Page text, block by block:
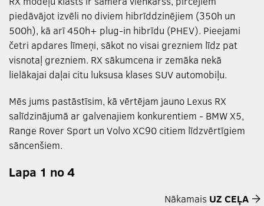
piedāvājot izvēli no diviem hibrīddzinējiem (350h un
500h), kā arī 450h+ plug-in hibrīdu (PHEV). Pieejami
četri apdares līmeņi, sākot no visai grezniem līdz pat
visnotaļ grezniem. RX sākumcena ir zemāka nekā
lielākajai daļai citu luksusa klases SUV automobiļu.
Mēs jums pastāstīsim, kā vērtējam jauno Lexus RX
salīdzinājumā ar galvenajiem konkurentiem - BMW X5,
Range Rover Sport un Volvo XC90 citiem līdzvērtīgiem
sāncenšiem.
Lapa 1 no 4
Nākamais UZ CEĻA